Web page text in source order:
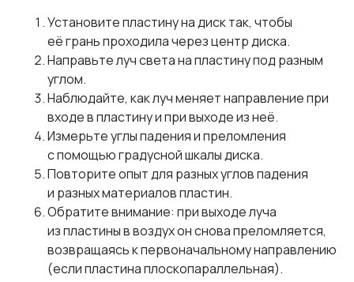
Установите пластину на диск так, чтобы
её грань проходила через центр диска.
Направьте луч света на пластину под разным
углом.
Наблюдайте, как луч меняет направление при
входе в пластину и при выходе из неё.
Измерьте углы падения и преломления
с помощью градусной шкалы диска.
Повторите опыт для разных углов падения
и разных материалов пластин.
Обратите внимание: при выходе луча
из пластины в воздух он снова преломляется,
возвращаясь к первоначальному направлению
(если пластина плоскопараллельная).